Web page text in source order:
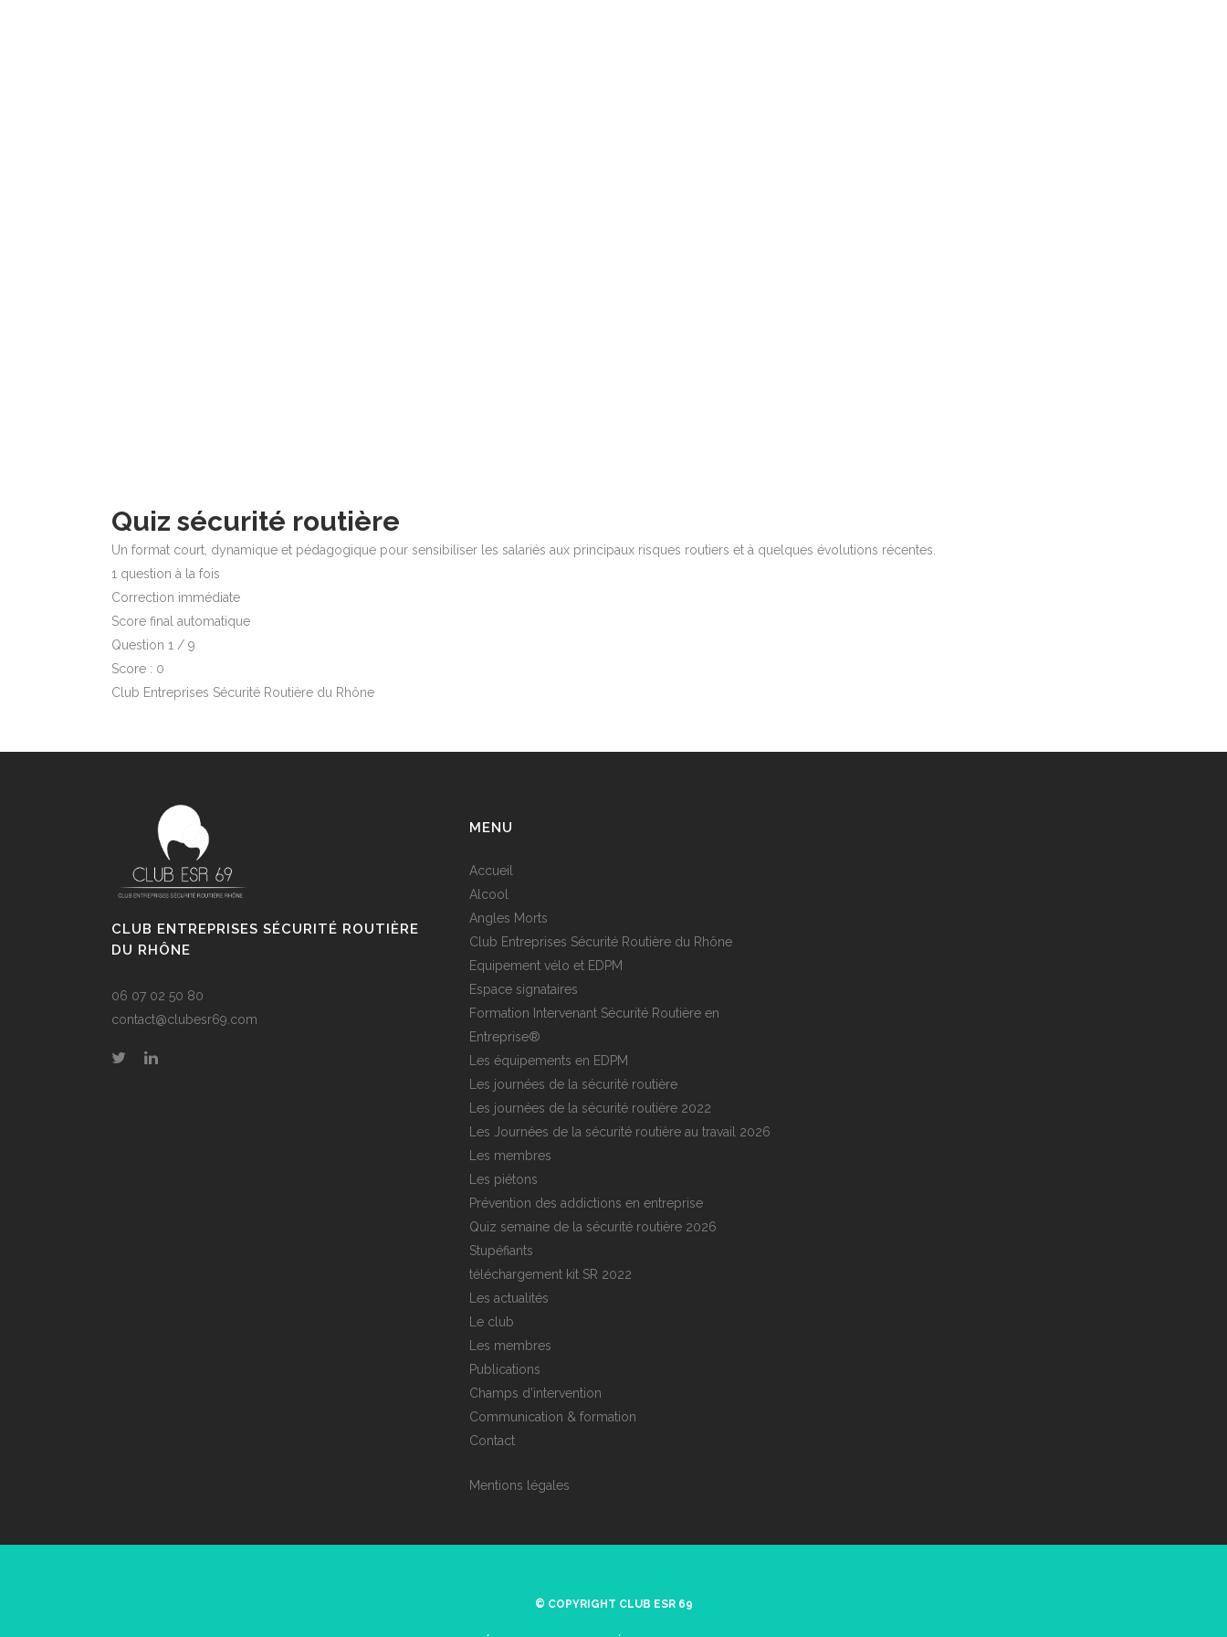
Quiz sécurité routière
Un format court, dynamique et pédagogique pour sensibiliser les salariés aux principaux risques routiers et à quelques évolutions récentes.
1 question à la fois
Correction immédiate
Score final automatique
Question 1 / 9
Score : 0
Club Entreprises Sécurité Routière du Rhône
CLUB ENTREPRISES SÉCURITÉ ROUTIÈRE
DU RHÔNE
06 07 02 50 80
contact@clubesr69.com
MENU
Accueil
Alcool
Angles Morts
Club Entreprises Sécurité Routière du Rhône
Equipement vélo et EDPM
Espace signataires
Formation Intervenant Sécurité Routière en
Entreprise®
Les équipements en EDPM
Les journées de la sécurité routière
Les journées de la sécurité routière 2022
Les Journées de la sécurité routière au travail 2026
Les membres
Les piétons
Prévention des addictions en entreprise
Quiz semaine de la sécurité routière 2026
Stupéfiants
téléchargement kit SR 2022
Les actualités
Le club
Les membres
Publications
Champs d’intervention
Communication & formation
Contact
Mentions légales
© COPYRIGHT CLUB ESR 69